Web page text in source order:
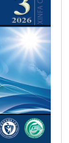
优化但总体防
办？回应来了
施计划，促进